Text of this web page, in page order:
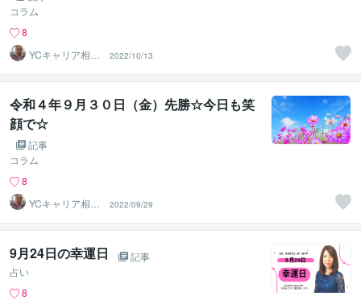
コラム
8
YCキャリア相談
2022/10/13
令和４年９月３０日（金）先勝☆今日も笑
顔で☆
記事
コラム
8
YCキャリア相談
2022/09/29
9月24日の幸運日
記事
占い
8